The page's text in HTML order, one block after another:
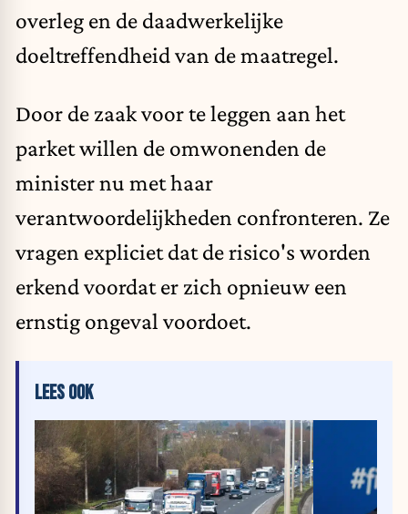
overleg en de daadwerkelijke
doeltreffendheid van de maatregel.
Door de zaak voor te leggen aan het
parket willen de omwonenden de
minister nu met haar
verantwoordelijkheden confronteren. Ze
vragen expliciet dat de risico's worden
erkend voordat er zich opnieuw een
ernstig ongeval voordoet.
LEES OOK